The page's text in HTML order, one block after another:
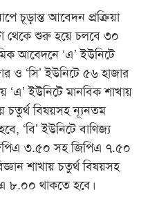
চূড়ান্ত আবেদন প্রক্রিয়া
থেকে শুরু হয়ে চলবে ৩০
আবেদনে ‘এ’ ইউনিটে
ও ‘সি’ ইউনিটে ৫৬ হাজার
‘এ’ ইউনিটে মানবিক শাখায়
বিষয়সহ ন্যূনতম
‘বি’ ইউনিটে বাণিজ্য
৩.৫০ সহ জিপিএ ৭.৫০
শাখায় চতুর্থ বিষয়সহ
৮.০০ থাকতে হবে।